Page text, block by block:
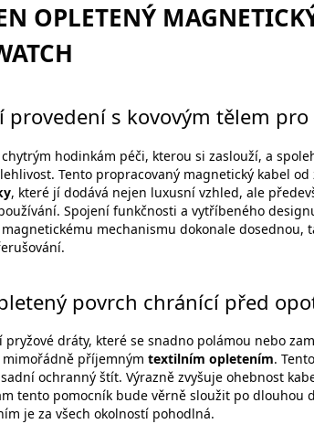
OPLETENÝ
provedení s kovovým tělem
hodinkám péči, kterou si zaslouží, a
Tento propracovaný magnetický kabel od
, které jí dodává nejen luxusní vzhled, ale
Spojení funkčnosti a vytříbeného
mechanismu dokonale dosednou,
povrch chránící před
pryžové dráty, které se snadno polámou nebo
příjemným textilním opletením.
ochranný štít. Výrazně zvyšuje ohebnost
tento pomocník bude věrně sloužit po dlouhou
je za všech okolností pohodlná.